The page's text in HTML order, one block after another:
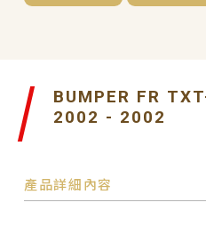
BUMPER FR
2002 - 2002
產品詳細內容